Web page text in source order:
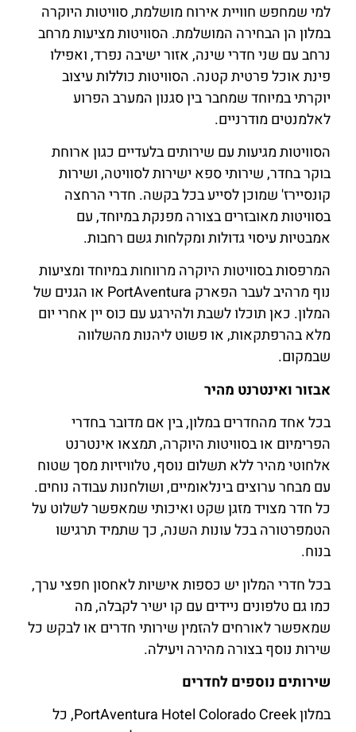
למי שמחפש חוויית אירוח מושלמת, סוויטות היוקרה
במלון הן הבחירה המושלמת. הסוויטות מציעות מרחב
נרחב עם שני חדרי שינה, אזור ישיבה נפרד, ואפילו
פינת אוכל פרטית קטנה. הסוויטות כוללות עיצוב
יוקרתי במיוחד שמחבר בין סגנון המערב הפרוע
לאלמנטים מודרניים.
הסוויטות מגיעות עם שירותים בלעדיים כגון ארוחת
בוקר בחדר, שירותי ספא ישירות לסוויטה, ושירות
קונסיירז' שמוכן לסייע בכל בקשה. חדרי הרחצה
בסוויטות מאובזרים בצורה מפנקת במיוחד, עם
אמבטיות עיסוי גדולות ומקלחות גשם רחבות.
המרפסות בסוויטות היוקרה מרווחות במיוחד ומציעות
נוף מרהיב לעבר הפארק PortAventura או הגנים של
המלון. כאן תוכלו לשבת ולהירגע עם כוס יין אחרי יום
מלא בהרפתקאות, או פשוט ליהנות מהשלווה
שבמקום.
אבזור ואינטרנט מהיר
בכל אחד מהחדרים במלון, בין אם מדובר בחדרי
הפרימיום או בסוויטות היוקרה, תמצאו אינטרנט
אלחוטי מהיר ללא תשלום נוסף, טלוויזיות מסך שטוח
עם מבחר ערוצים בינלאומיים, ושולחנות עבודה נוחים.
כל חדר מצויד מזגן שקט ואיכותי שמאפשר לשלוט על
הטמפרטורה בכל עונות השנה, כך שתמיד תרגישו
בנוח.
בכל חדרי המלון יש כספות אישיות לאחסון חפצי ערך,
כמו גם טלפונים ניידים עם קו ישיר לקבלה, מה
שמאפשר לאורחים להזמין שירותי חדרים או לבקש כל
שירות נוסף בצורה מהירה ויעילה.
שירותים נוספים לחדרים
במלון PortAventura Hotel Colorado Creek, כל